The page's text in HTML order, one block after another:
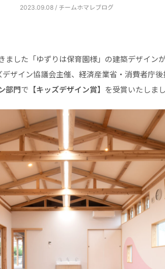
2023.09.08 / チームホマレブログ
ました「ゆずりは保育園様」の建築デザイン
デザイン協議会主催、経済産業省・消費者庁後
部門で 【キッズデザイン賞】 を受賞いたしまし